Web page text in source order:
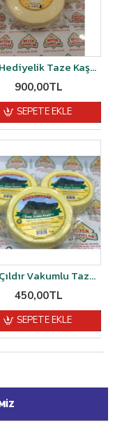
Kars Hediyelik Taze Kaşarı Şirden Mayalı vakumlu 2 Kğ
900,00TL
SEPETE EKLE
Kars Çıldır Vakumlu Taze Kaşar Peyniri Şırdan Mayalı 1 kg
450,00TL
SEPETE EKLE